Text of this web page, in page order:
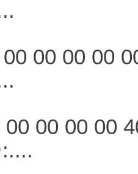
00 00 00
00 00 00 00